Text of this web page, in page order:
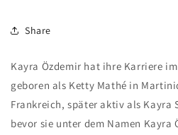
Share
Kayra Özdemir hat ihre Karriere
geboren als Ketty Mathé in
Frankreich, später aktiv als Kayra
bevor sie unter dem Namen